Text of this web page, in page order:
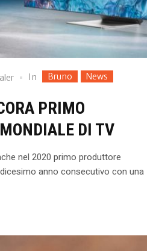
In Bruno News
PRIMO
DI TV
nel 2020 primo produttore
anno consecutivo con una